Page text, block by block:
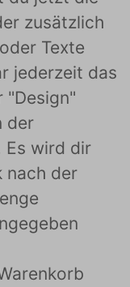
zusätzlich
Texte
jederzeit das
"Design"
der
Es wird dir
nach der